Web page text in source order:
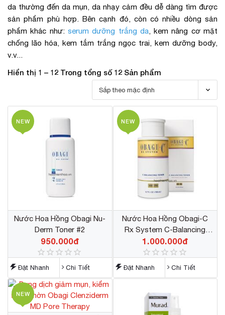
da thường đến da mụn, da nhạy cảm đều dễ dàng tìm được
sản phẩm phù hợp. Bên cạnh đó, còn có nhiều dòng sản
phẩm khác như: serum dưỡng trắng da, kem nâng cơ mặt
chống lão hóa, kem tắm trắng ngọc trai, kem dưỡng body,
v.v...
Hiển thị 1 – 12 Trong tổng số 12 Sản phẩm
NEW
Nước Hoa Hồng Obagi Nu-
Derm Toner #2
950.000đ
Đặt Nhanh Chi Tiết
NEW
Nước Hoa Hồng Obagi-C
Rx System C-Balancing
Toner
1.000.000đ
Đặt Nhanh Chi Tiết
NEW